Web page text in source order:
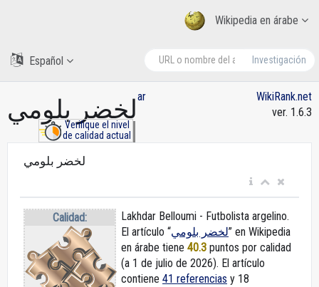
Wikipedia en árabe
Investigación
Español
لخضر بلوميar
Verifique el nivel
de calidad actual
WikiRank.net
ver. 1.6.3
لخضر بلومي
Calidad:
Lakhdar Belloumi - Futbolista argelino.
El artículo “لخضر بلومي” en Wikipedia
en árabe tiene 40.3 puntos por calidad
(a 1 de julio de 2026). El artículo
contiene 41 referencias y 18